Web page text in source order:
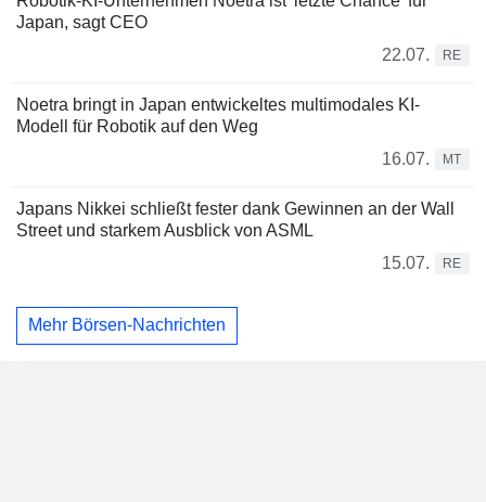
Japan, sagt CEO
22.07.
RE
Noetra bringt in Japan entwickeltes multimodales KI-
Modell für Robotik auf den Weg
16.07.
MT
Japans Nikkei schließt fester dank Gewinnen an der Wall
Street und starkem Ausblick von ASML
15.07.
RE
Mehr Börsen-Nachrichten